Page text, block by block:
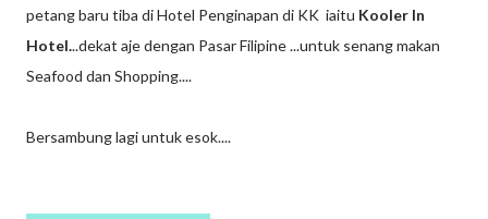
petang baru tiba di Hotel Penginapan di KK iaitu Kooler In
Hotel...dekat aje dengan Pasar Filipine ...untuk senang makan
Seafood dan Shopping....
Bersambung lagi untuk esok....